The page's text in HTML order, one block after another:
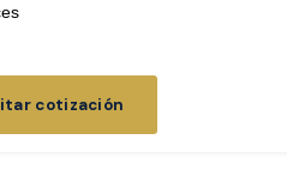
cotización